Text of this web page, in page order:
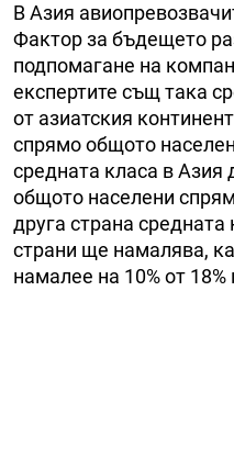
В Азия
Фактор за бъдещето
подпомагане на
експертите същ така
от азиатския
спрямо общото
средната класа в Азия
общото населени
друга страна средната
страни ще намалява,
намалее на 10% от 18%